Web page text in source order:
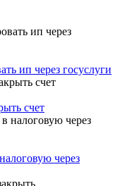
ип через госуслуги
счет
через